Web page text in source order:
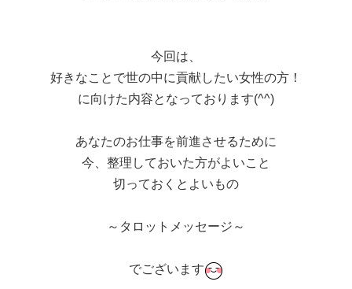
今回は、
好きなことで世の中に貢献したい女性の方！
に向けた内容となっております(^^)
あなたのお仕事を前進させるために
今、整理しておいた方がよいこと
切っておくとよいもの
～タロットメッセージ～
でございます